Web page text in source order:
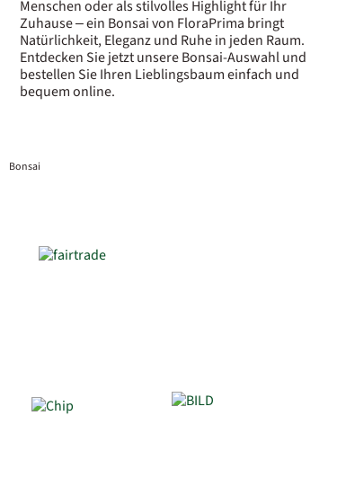
Menschen oder als stilvolles Highlight für Ihr
Zuhause – ein Bonsai von FloraPrima bringt
Natürlichkeit, Eleganz und Ruhe in jeden Raum.
Entdecken Sie jetzt unsere Bonsai-Auswahl und
bestellen Sie Ihren Lieblingsbaum einfach und
bequem online.
Bonsai